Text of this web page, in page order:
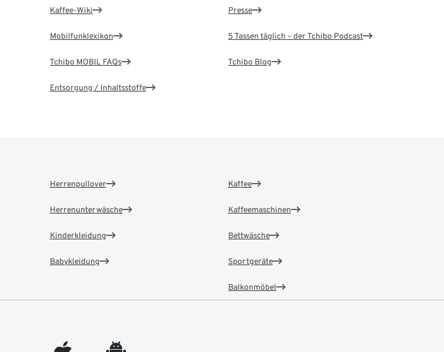
Kaffee-Wiki
Mobilfunklexikon
Tchibo MOBIL FAQs
Entsorgung / Inhaltsstoffe
Presse
5 Tassen täglich – der Tchibo Podcast
Tchibo Blog
Herrenpullover
Herrenunterwäsche
Kinderkleidung
Babykleidung
Kaffee
Kaffeemaschinen
Bettwäsche
Sportgeräte
Balkonmöbel